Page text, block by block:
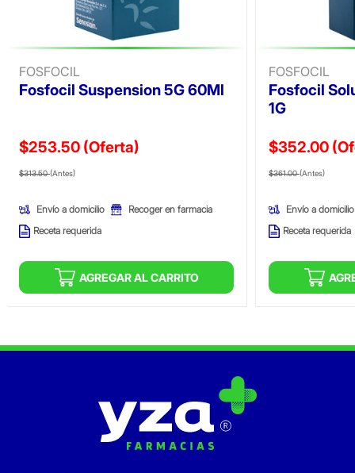
FOSFOCIL
Fosfocil Suspension 5G 60Ml
$253.50 (Oferta)
Precio reducido de
$313.50(Antes)(Oferta)
Envío a domicilio
Recoger en farmacia
Receta requerida
AGREGAR AL CARRITO
FOSFOCIL
Fosfocil
1G
$352.00
Precio
$361.00(Antes)
Envío a domicilio
Receta requerida